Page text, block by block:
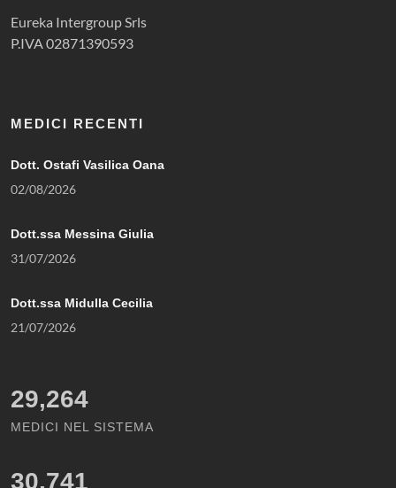
Eureka Intergroup Srls
P.IVA 02871390593
MEDICI RECENTI
Dott. Ostafi Vasilica Oana
02/08/2026
Dott.ssa Messina Giulia
31/07/2026
Dott.ssa Midulla Cecilia
21/07/2026
29,264
MEDICI NEL SISTEMA
30,741